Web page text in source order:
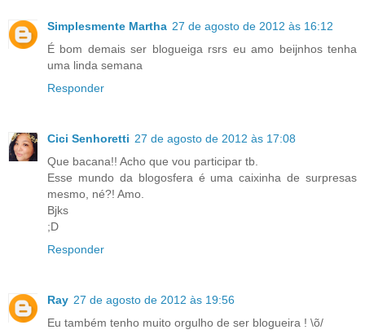
Simplesmente Martha 27 de agosto de 2012 às 16:12
É bom demais ser blogueiga rsrs eu amo beijnhos tenha
uma linda semana
Responder
Cici Senhoretti 27 de agosto de 2012 às 17:08
Que bacana!! Acho que vou participar tb.
Esse mundo da blogosfera é uma caixinha de surpresas
mesmo, né?! Amo.
Bjks
;D
Responder
Ray 27 de agosto de 2012 às 19:56
Eu também tenho muito orgulho de ser blogueira ! \õ/